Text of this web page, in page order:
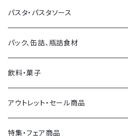
フランス産
スペイン産
その他各国
チーズアソート
イタリア産
フランス産
その他各国
オリーブオイル・他オイル
バルサミコ・他お酢
塩
ソース類
その他調味料
パスタ・パスタソース
パスタ
パスタソース
パック、缶詰、瓶詰食材
オリーブ
おつまみ
トマト製品・野菜類
飲料・菓子
飲料
菓子
アウトレット・セール商品
セール商品
特集・フェア商品